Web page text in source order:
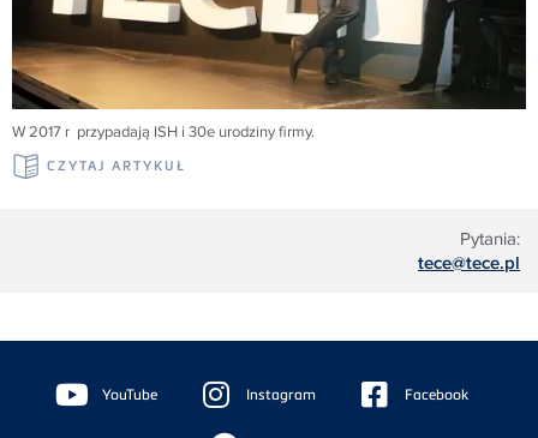
Pytania:
tece@tece.pl
W 2017 r przypadają ISH i 30e urodziny firmy.
CZYTAJ ARTYKUŁ
Floating
Sidebar YouTube Instagram Facebook